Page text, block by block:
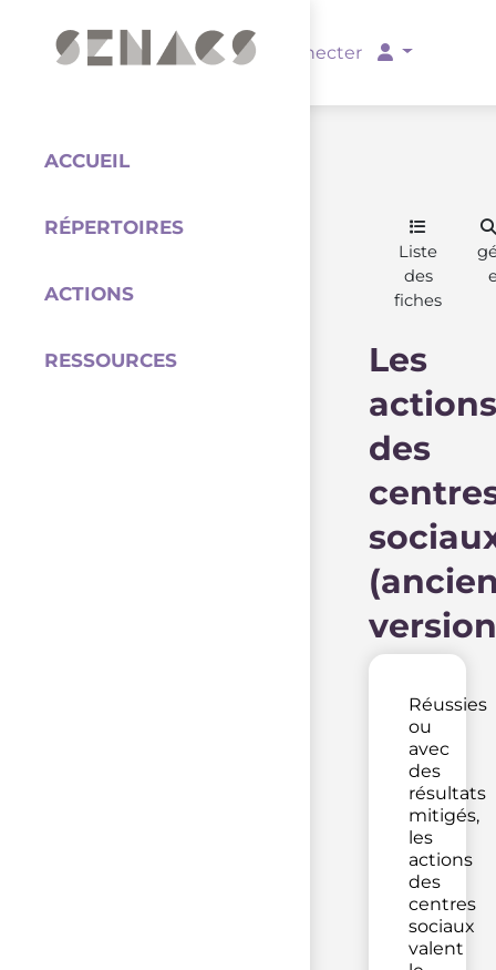
Se connecter
ACCUEIL
RÉPERTOIRES
ACTIONS
RESSOURCES
Liste
des
fiches
Les
actions
des
Réussies
ou
avec
des
résultats
mitigés,
les
actions
des
centres
sociaux
valent